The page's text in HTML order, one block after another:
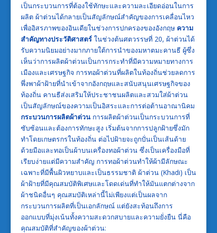
เป็นกระบวนการที่ต้องใช้ทักษะและความละเอียดอ่อนในการ
ผลิต ผ้าต่วนได้กลายเป็นสัญลักษณ์สำคัญของการเคลื่อนไหว
เพื่ออิสรภาพของอินเดียในช่วงการปกครองของอังกฤษ ความ
สำคัญทางประวัติศาสตร์ในช่วงต้นศตวรรษที่ 20, ผ้าต่วนได้
รับความนิยมอย่างมากภายใต้การนำของมหาตมะคานธี ผู้ซึ่ง
เห็นว่าการผลิตผ้าต่วนเป็นการกระทำที่มีความหมายทางการ
เมืองและเศรษฐกิจ การทอผ้าต่วนที่ผลิตในท้องถิ่นช่วยลดการ
พึ่งพาผ้าฝ้ายที่นำเข้าจากอังกฤษและสนับสนุนเศรษฐกิจของ
ท้องถิ่น คานธีส่งเสริมให้ประชาชนผลิตและสวมใส่ผ้าต่วน
เป็นสัญลักษณ์ของความเป็นอิสระและการต่อต้านอาณานิคม
กระบวนการผลิตผ้าต่วนการผลิตผ้าต่วนเป็นกระบวนการที่
ซับซ้อนและต้องการทักษะสูง เริ่มต้นจากการปลูกฝ้ายซึ่งมัก
ทำโดยเกษตรกรในท้องถิ่น ต่อไปฝ้ายจะถูกปั่นเป็นเส้นด้าย
ด้วยมือและทอเป็นผ้าบนเครื่องทอผ้าต่วน ซึ่งเป็นเครื่องมือที่
เรียบง่ายแต่มีความสำคัญ การทอผ้าต่วนทำให้ผ้ามีลักษณะ
เฉพาะที่มีพื้นผิวหยาบและเป็นธรรมชาติ ผ้าต่วน (Khadi) เป็น
ผ้าฝ้ายที่มีคุณสมบัติพิเศษและโดดเด่นที่ทำให้มันแตกต่างจาก
ผ้าชนิดอื่นๆ คุณสมบัติเหล่านี้ไม่เพียงแต่เป็นผลจาก
กระบวนการผลิตที่เป็นเอกลักษณ์ แต่ยังสะท้อนถึงการ
ออกแบบที่มุ่งเน้นทั้งความสะดวกสบายและความยั่งยืน นี่คือ
คุณสมบัติที่สำคัญของผ้าต่วน: